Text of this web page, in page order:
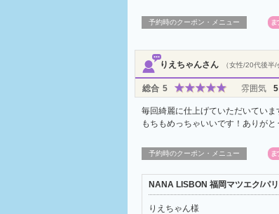
予約時のクーポン・メニュー
りえちゃんさん （女性/20代後半/
総合 5 雰囲気 5
毎回綺麗に仕上げていただいていま
もちもめっちゃいいです！ありがと
予約時のクーポン・メニュー
NANA LISBON 福岡マツエク/パ
りえちゃん様